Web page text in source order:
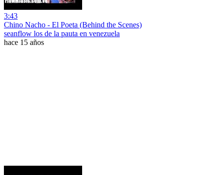
3:43
Chino Nacho - El Poeta (Behind the Scenes)
seanflow los de la pauta en venezuela
hace 15 años